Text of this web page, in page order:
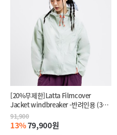
[20%무제한]Latta Filmcover
Jacket windbreaker -반려인용 (3
colors)
91,900
13%79,900원